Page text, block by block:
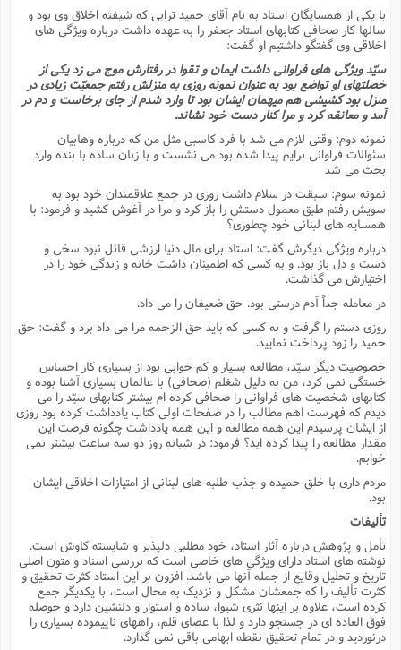
با یکى از همسایگان استاد به نام آقاى حمید ترابى که شیفته اخلاق وى بود و
سالها کار صحافى کتابهاى استاد جعفر را به عهده داشت درباره ویژگى هاى
اخلاقى وى گفتگو داشتیم او گفت:
سیّد ویژگى هاى فراوانى داشت ایمان و تقوا در رفتارش موج مى زد یکى از
خصلتهاى او تواضع بود به عنوان نمونه روزى به منزلش رفتم جمعیّت زیادى در
منزل بود کشیشى هم میهمان ایشان بود تا وارد شدم از جاى برخاست و دم در
آمد و معانقه کرد و مرا کنار دست خود نشاند.
نمونه دوم: وقتى لازم مى شد با فرد کاسبى مثل من که درباره وهابیان
سئوالات فراوانى برایم پیدا شده بود مى نشست و با زبان ساده با بنده وارد
بحث مى شد
نمونه سوم: سبقت در سلام داشت روزى در جمع علاقمندان خود بود به
سویش رفتم طبق معمول دستش را باز کرد و مرا در آغوش کشید و فرمود: با
همسایه هاى لبنانى خود چطورى؟
درباره ویژگى دیگرش گفت: استاد براى مال دنیا ارزشى قائل نبود سخى و
دست و دل باز بود. و به کسى که اطمینان داشت خانه و زندگى خود را در
اختیارش مى گذاشت.
در معامله جداً آدم درستى بود. حق ضعیفان را مى داد.
روزى دستم را گرفت و به کسى که باید حق الزحمه مرا مى داد برد و گفت: حق
حمید را زود پرداخت نمایید.
خصوصیت دیگر سیّد، مطالعه بسیار و کم خوابى بود از بسیارى کار احساس
خستگى نمى کرد، من به دلیل شغلم (صحافى) با عالمان بسیارى آشنا بوده و
کتابهاى شخصیت هاى فراوانى را صحافى کرده ام بیشتر کتابهاى سیّد را مى
دیدم که فهرست اهم مطالب را در صفحات اولى کتاب یادداشت کرده بود روزى
از ایشان پرسیدم این همه مطالعه و این همه یادداشت چگونه فرصت این
مقدار مطالعه را پیدا کرده اید؟ فرمود: در شبانه روز دو سه ساعت بیشتر نمى
خوابم.
مردم دارى با خلق حمیده و جذب طلبه هاى لبنانى از امتیازات اخلاقى ایشان
بود.
تألیفات
تأمل و پژوهش درباره آثار استاد، خود مطلبى دلپذیر و شایسته کاوش است.
نوشته هاى استاد داراى ویژگى هاى خاصى است که بررسى اسناد و متون اصلى
تاریخ و تحلیل وقایع از جمله آنها مى باشد. افزون بر این استاد کثرت تحقیق و
کثرت تألیف را که جمعشان مشکل و نزدیک به محال است، با یکدیگر جمع
کرده است، علاوه بر اینها نثرى شیوا، ساده و استوار و دلنشین دارد و حوصله
فوق العاده اى در جستجو دارد و لذا با عصاى قلم، راههاى ناپیموده بسیارى را
درنوردید و در تمام تحقیق نقطه ابهامى باقى نمى گذارد.